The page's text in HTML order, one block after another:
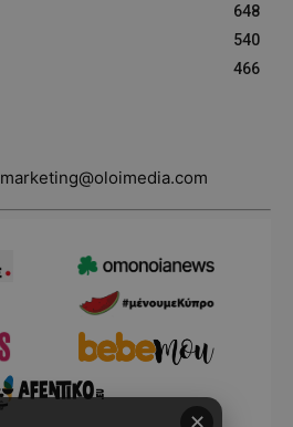
648
540
466
marketing@oloimedia.com
✕